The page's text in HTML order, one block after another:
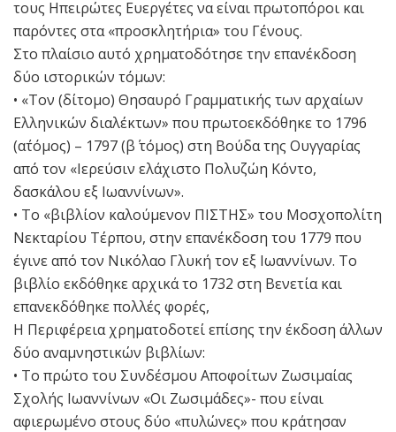
τους Ηπειρώτες Ευεργέτες να είναι πρωτοπόροι και
παρόντες στα «προσκλητήρια» του Γένους.
Στο πλαίσιο αυτό χρηματοδότησε την επανέκδοση
δύο ιστορικών τόμων:
• «Τον (δίτομο) Θησαυρό Γραμματικής των αρχαίων
Ελληνικών διαλέκτων» που πρωτοεκδόθηκε το 1796
(α΄τόμος) – 1797 (β΄ τόμος) στη Βούδα της Ουγγαρίας
από τον «Ιερεύσιν ελάχιστο Πολυζώη Κόντο,
δασκάλου εξ Ιωαννίνων».
• Το «βιβλίον καλούμενον ΠΙΣΤΗΣ» του Μοσχοπολίτη
Νεκταρίου Τέρπου, στην επανέκδοση του 1779 που
έγινε από τον Νικόλαο Γλυκή τον εξ Ιωαννίνων. Το
βιβλίο εκδόθηκε αρχικά το 1732 στη Βενετία και
επανεκδόθηκε πολλές φορές,
Η Περιφέρεια χρηματοδοτεί επίσης την έκδοση άλλων
δύο αναμνηστικών βιβλίων:
• Το πρώτο του Συνδέσμου Αποφοίτων Ζωσιμαίας
Σχολής Ιωαννίνων «Οι Ζωσιμάδες»- που είναι
αφιερωμένο στους δύο «πυλώνες» που κράτησαν